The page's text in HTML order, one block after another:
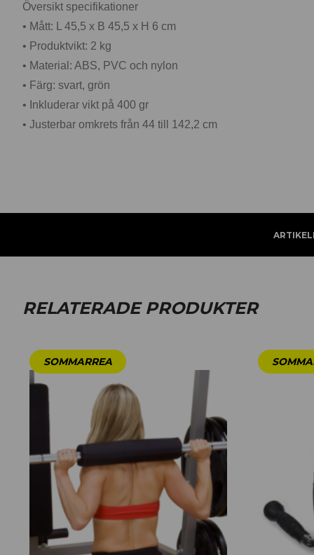
Översikt specifikationer
• Mått: L 45,5 x B 45,5 x H 6 cm
• Produktvikt: 2 kg
• Material: ABS, PVC och nylon
• Färg: svart, grön
• Inkluderar vikt på 400 gr
• Justerbar omkrets från 44 till 142,2 cm
RELATERADE PRODUKTER